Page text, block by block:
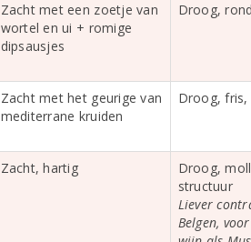
Zacht met een zoetje van
wortel en ui + romige
dipsausjes
Droog,
Zacht met het geurige van
mediterrane kruiden
Droog,
Zacht, hartig
Droog,
structuur
Liever
Belgen,